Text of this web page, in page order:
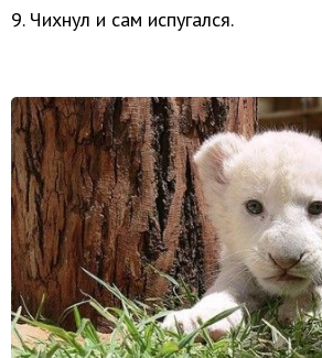
9. Чихнул и сам испугался.